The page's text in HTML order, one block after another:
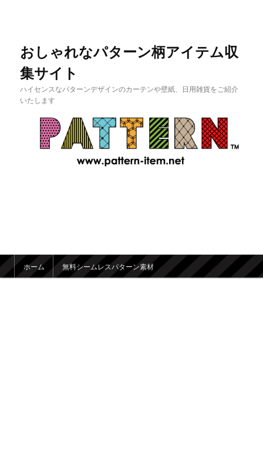
おしゃれなパターン柄アイテム収
集サイト
ハイセンスなパターンデザインのカーテンや壁紙、日用雑貨をご紹介
いたします
メインメニュー
メインコンテンツへ移動
サブコンテンツへ移動
ホーム 無料シームレスパターン素材